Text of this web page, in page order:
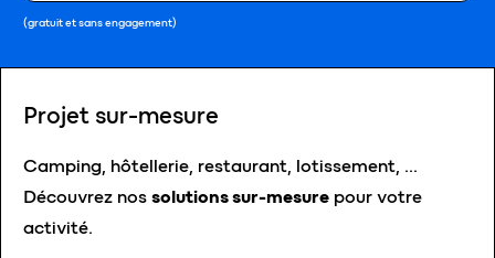
(gratuit et sans engagement)
Projet sur-mesure
Camping, hôtellerie, restaurant, lotissement, …
Découvrez nos solutions sur-mesure pour votre
activité.